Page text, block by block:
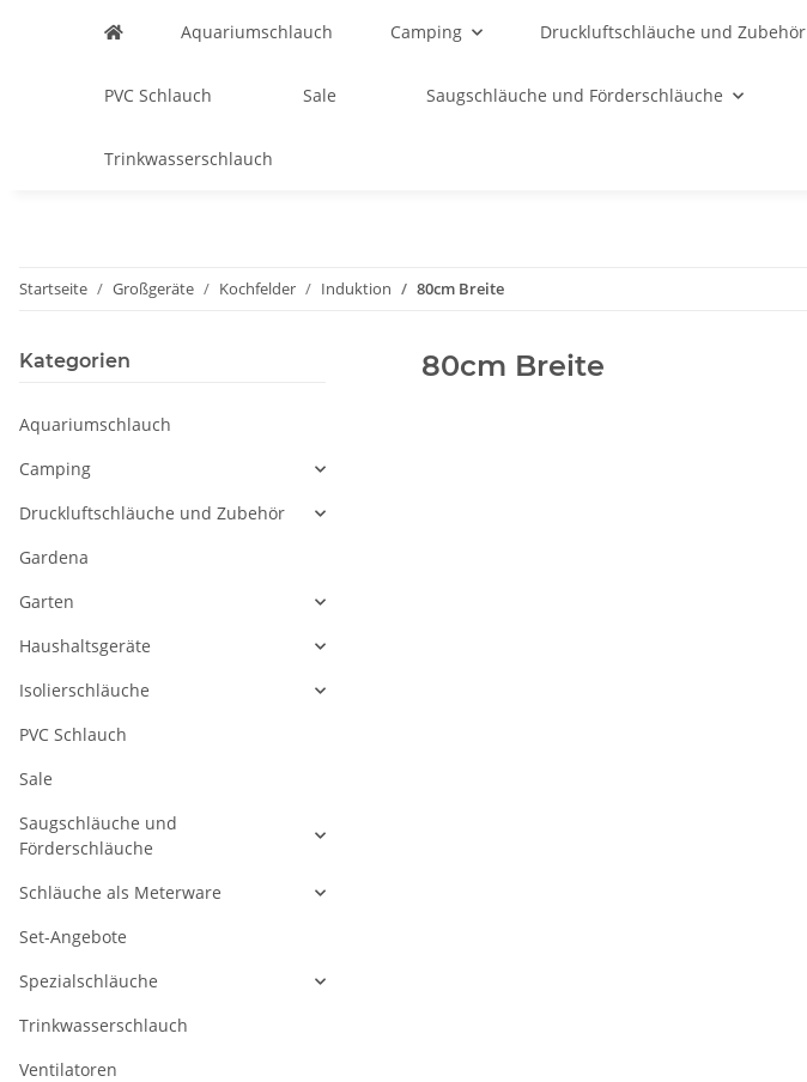
Aquariumschlauch Camping Druckluftschläuche und Zubehör
PVC Schlauch Sale Saugschläuche und Förderschläuche
Trinkwasserschlauch
Startseite Großgeräte Kochfelder Induktion 80cm Breite
80cm Breite
Kategorien
Aquariumschlauch
Camping
Druckluftschläuche und Zubehör
Gardena
Garten
Haushaltsgeräte
Isolierschläuche
PVC Schlauch
Sale
Saugschläuche und
Förderschläuche
Schläuche als Meterware
Set-Angebote
Spezialschläuche
Trinkwasserschlauch
Ventilatoren